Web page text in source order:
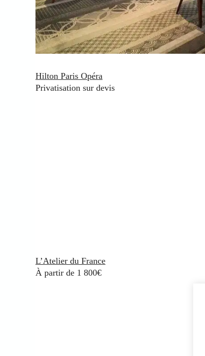
Hilton Paris Opéra
Privatisation sur devis
L’Atelier du France
À partir de 1 800€